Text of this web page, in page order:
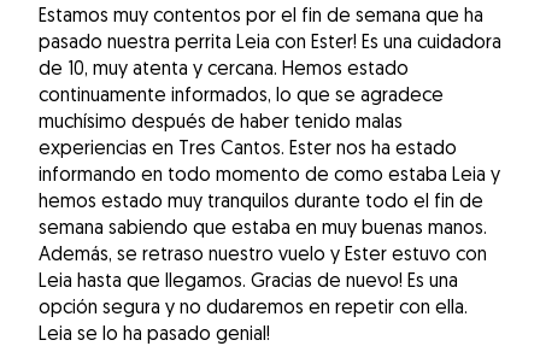
Estamos muy contentos por el fin de semana que ha
pasado nuestra perrita Leia con Ester! Es una cuidadora
de 10, muy atenta y cercana. Hemos estado
continuamente informados, lo que se agradece
muchísimo después de haber tenido malas
experiencias en Tres Cantos. Ester nos ha estado
informando en todo momento de como estaba Leia y
hemos estado muy tranquilos durante todo el fin de
semana sabiendo que estaba en muy buenas manos.
Además, se retraso nuestro vuelo y Ester estuvo con
Leia hasta que llegamos. Gracias de nuevo! Es una
opción segura y no dudaremos en repetir con ella.
Leia se lo ha pasado genial!